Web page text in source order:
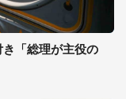
「総理が主役の